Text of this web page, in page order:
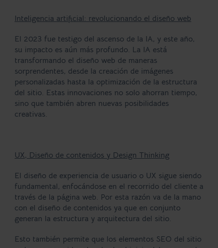
Inteligencia artificial: revolucionando el diseño web
El 2023 fue testigo del ascenso de la IA, y este año,
su impacto es aún más profundo. La IA está
transformando el diseño web de maneras
sorprendentes, desde la creación de imágenes
personalizadas hasta la optimización de la estructura
del sitio. Estas innovaciones no solo ahorran tiempo,
sino que también abren nuevas posibilidades
creativas.
UX, Diseño de contenidos y Design Thinking
El diseño de experiencia de usuario o UX sigue siendo
fundamental, enfocándose en el recorrido del cliente a
través de la página web. Por esta razón va de la mano
con el diseño de contenidos ya que en conjunto
generan la estructura y arquitectura del sitio.
Esto también permite que los elementos SEO del sitio